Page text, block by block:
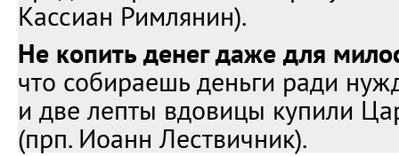
Кассиан Римлянин).
Не копить денег даже для
что собираешь деньги ради
и две лепты вдовицы купили
(прп. Иоанн Лествичник).